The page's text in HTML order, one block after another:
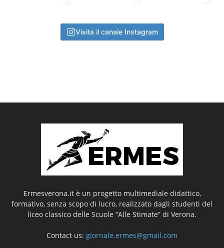
Visita il canale Instagram
Ermesverona.it è un progetto multimediale didattico,
formativo, senza scopo di lucro, realizzato dagli studenti del
liceo classico delle Scuole “Alle Stimate” di Verona.
Contact us: giornale.ermes@gmail.com